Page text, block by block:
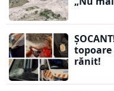
topoare
rănit!